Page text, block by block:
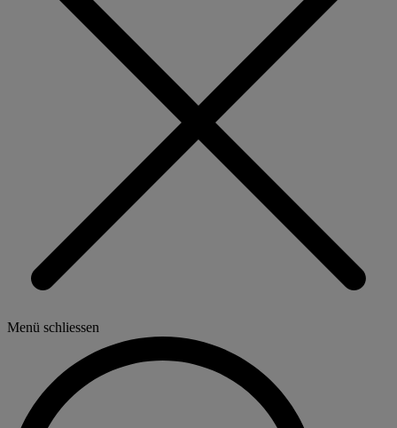
Menü schliessen